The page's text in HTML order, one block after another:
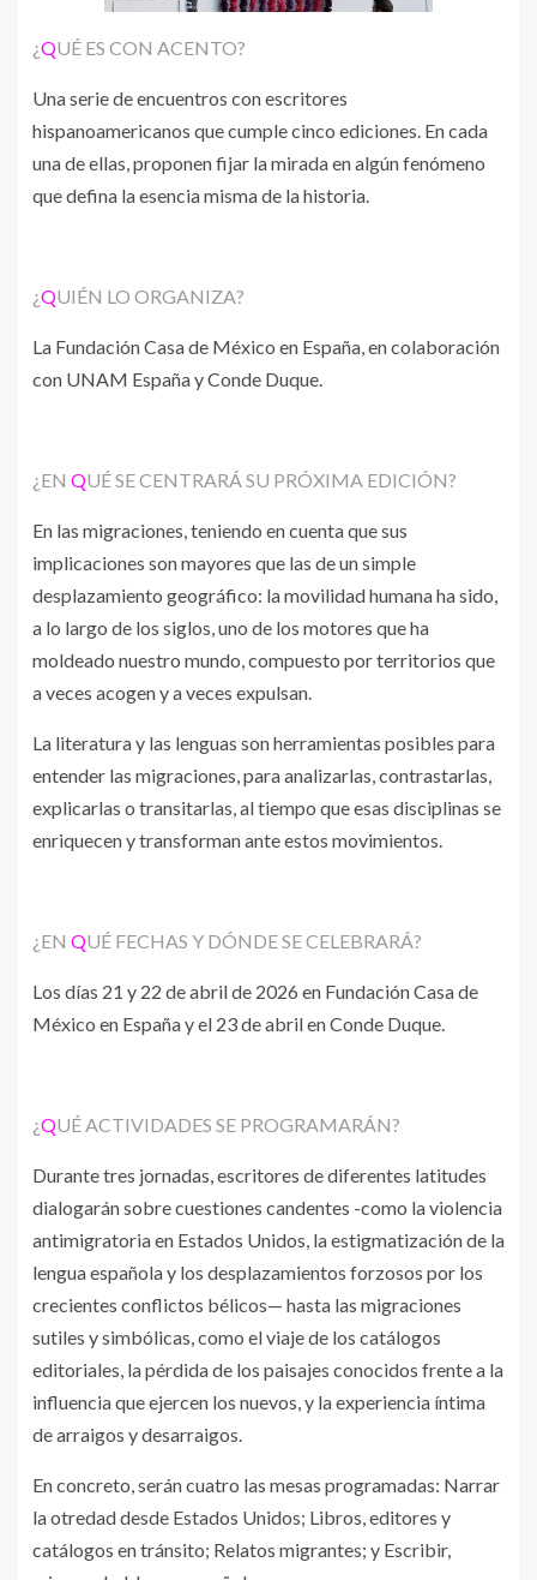
¿QUÉ ES CON ACENTO?
Una serie de encuentros con escritores
hispanoamericanos que cumple cinco ediciones. En cada
una de ellas, proponen fijar la mirada en algún fenómeno
que defina la esencia misma de la historia.
¿QUIÉN LO ORGANIZA?
La Fundación Casa de México en España, en colaboración
con UNAM España y Conde Duque.
¿EN QUÉ SE CENTRARÁ SU PRÓXIMA EDICIÓN?
En las migraciones, teniendo en cuenta que sus
implicaciones son mayores que las de un simple
desplazamiento geográfico: la movilidad humana ha sido,
a lo largo de los siglos, uno de los motores que ha
moldeado nuestro mundo, compuesto por territorios que
a veces acogen y a veces expulsan.
La literatura y las lenguas son herramientas posibles para
entender las migraciones, para analizarlas, contrastarlas,
explicarlas o transitarlas, al tiempo que esas disciplinas se
enriquecen y transforman ante estos movimientos.
¿EN QUÉ FECHAS Y DÓNDE SE CELEBRARÁ?
Los días 21 y 22 de abril de 2026 en Fundación Casa de
México en España y el 23 de abril en Conde Duque.
¿QUÉ ACTIVIDADES SE PROGRAMARÁN?
Durante tres jornadas, escritores de diferentes latitudes
dialogarán sobre cuestiones candentes -como la violencia
antimigratoria en Estados Unidos, la estigmatización de la
lengua española y los desplazamientos forzosos por los
crecientes conflictos bélicos— hasta las migraciones
sutiles y simbólicas, como el viaje de los catálogos
editoriales, la pérdida de los paisajes conocidos frente a la
influencia que ejercen los nuevos, y la experiencia íntima
de arraigos y desarraigos.
En concreto, serán cuatro las mesas programadas: Narrar
la otredad desde Estados Unidos; Libros, editores y
catálogos en tránsito; Relatos migrantes; y Escribir,